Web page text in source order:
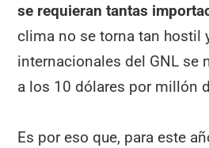
se requieran tantas
clima no se torna tan hostil
internacionales del GNL se
a los 10 dólares por millón
Es por eso que, para este